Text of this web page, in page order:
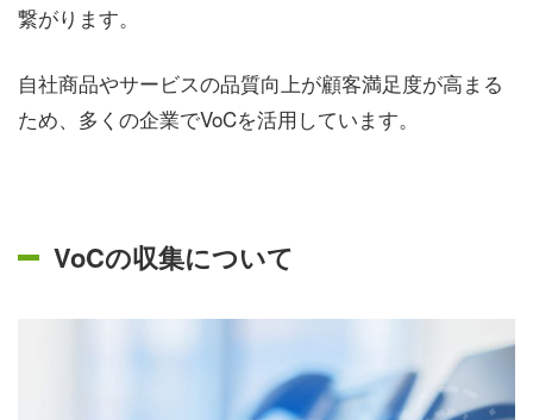
繋がります。
自社商品やサービスの品質向上が顧客満足度が高まる
ため、多くの企業でVoCを活用しています。
VoCの収集について